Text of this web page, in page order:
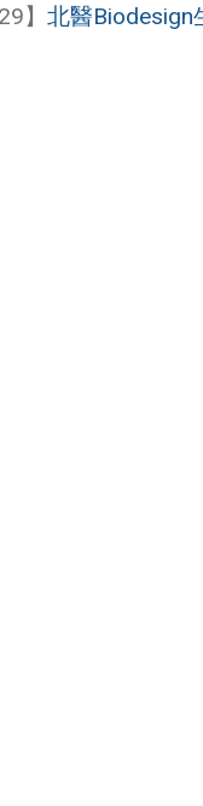
】北醫Biodesign